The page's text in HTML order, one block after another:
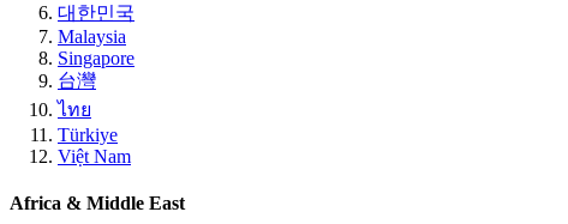
대한민국
Malaysia
Singapore
台灣
ไทย
Türkiye
Việt Nam
Africa & Middle East